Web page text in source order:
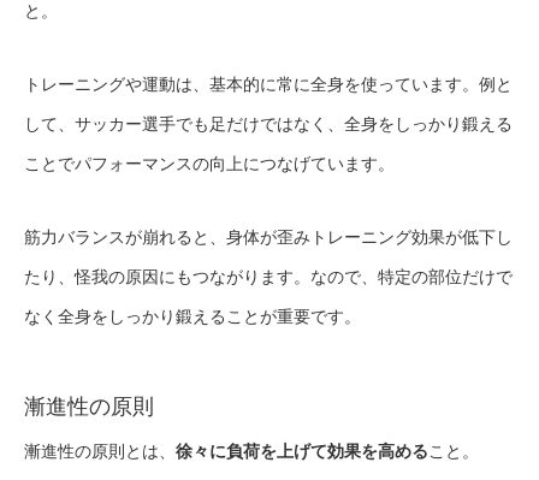
と。
トレーニングや運動は、基本的に常に全身を使っています。例と
して、サッカー選手でも足だけではなく、全身をしっかり鍛える
ことでパフォーマンスの向上につなげています。
筋力バランスが崩れると、身体が歪みトレーニング効果が低下し
たり、怪我の原因にもつながります。なので、特定の部位だけで
なく全身をしっかり鍛えることが重要です。
漸進性の原則
漸進性の原則とは、 徐々に負荷を上げて効果を高めること。